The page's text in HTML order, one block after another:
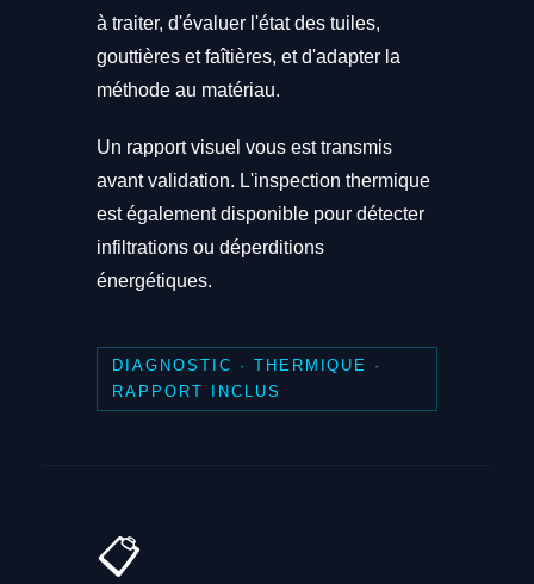
à traiter, d'évaluer l'état des tuiles,
gouttières et faîtières, et d'adapter la
méthode au matériau.
Un rapport visuel vous est transmis
avant validation. L'inspection thermique
est également disponible pour détecter
infiltrations ou déperditions
énergétiques.
DIAGNOSTIC · THERMIQUE ·
RAPPORT INCLUS
📋